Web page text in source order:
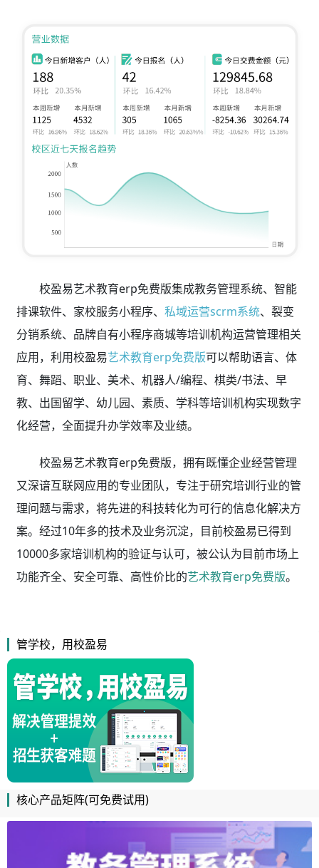
校盈易艺术教育erp免费版集成教务管理系统、智能
排课软件、家校服务小程序、 私域运营scrm系统、裂变
分销系统、品牌自有小程序商城等培训机构运营管理相关
应用，利用校盈易艺术教育erp免费版可以帮助语言、体
育、舞蹈、职业、美术、机器人/编程、棋类/书法、早
教、出国留学、幼儿园、素质、学科等培训机构实现数字
化经营，全面提升办学效率及业绩。
校盈易艺术教育erp免费版，拥有既懂企业经营管理
又深谙互联网应用的专业团队，专注于研究培训行业的管
理问题与需求，将先进的科技转化为可行的信息化解决方
案。经过10年多的技术及业务沉淀，目前校盈易已得到
10000多家培训机构的验证与认可，被公认为目前市场上
功能齐全、安全可靠、高性价比的艺术教育erp免费版。
管学校，用校盈易
核心产品矩阵(可免费试用)